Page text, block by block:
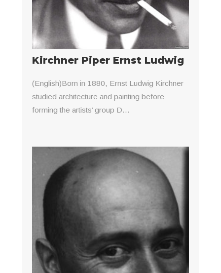
Kirchner Piper Ernst Ludwig
(English)Born in 1880, Ernst Ludwig Kirchner
studied architecture and painting before
forming the artists’ group D...